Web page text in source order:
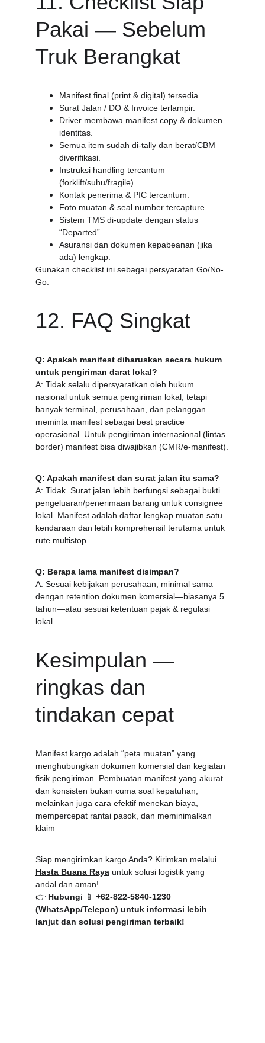
Pakai — Sebelum
Truk Berangkat
Manifest final (print & digital) tersedia.
Surat Jalan / DO & Invoice terlampir.
Driver membawa manifest copy & dokumen
identitas.
Semua item sudah di-tally dan berat/CBM
diverifikasi.
Instruksi handling tercantum
(forklift/suhu/fragile).
Kontak penerima & PIC tercantum.
Foto muatan & seal number tercapture.
Sistem TMS di-update dengan status
“Departed”.
Asuransi dan dokumen kepabeanan (jika
ada) lengkap.
Gunakan checklist ini sebagai persyaratan Go/No-
Go.
12. FAQ Singkat
Q: Apakah manifest diharuskan secara hukum
untuk pengiriman darat lokal?
A: Tidak selalu dipersyaratkan oleh hukum
nasional untuk semua pengiriman lokal, tetapi
banyak terminal, perusahaan, dan pelanggan
meminta manifest sebagai best practice
operasional. Untuk pengiriman internasional (lintas
border) manifest bisa diwajibkan (CMR/e-manifest).
Q: Apakah manifest dan surat jalan itu sama?
A: Tidak. Surat jalan lebih berfungsi sebagai bukti
pengeluaran/penerimaan barang untuk consignee
lokal. Manifest adalah daftar lengkap muatan satu
kendaraan dan lebih komprehensif terutama untuk
rute multistop.
Q: Berapa lama manifest disimpan?
A: Sesuai kebijakan perusahaan; minimal sama
dengan retention dokumen komersial—biasanya 5
tahun—atau sesuai ketentuan pajak & regulasi
lokal.
Kesimpulan —
ringkas dan
tindakan cepat
Manifest kargo adalah “peta muatan” yang
menghubungkan dokumen komersial dan kegiatan
fisik pengiriman. Pembuatan manifest yang akurat
dan konsisten bukan cuma soal kepatuhan,
melainkan juga cara efektif menekan biaya,
mempercepat rantai pasok, dan meminimalkan
klaim
Siap mengirimkan kargo Anda? Kirimkan melalui
Hasta Buana Raya untuk solusi logistik yang
andal dan aman!
👉 Hubungi 📱 +62-822-5840-1230
(WhatsApp/Telepon) untuk informasi lebih
lanjut dan solusi pengiriman terbaik!